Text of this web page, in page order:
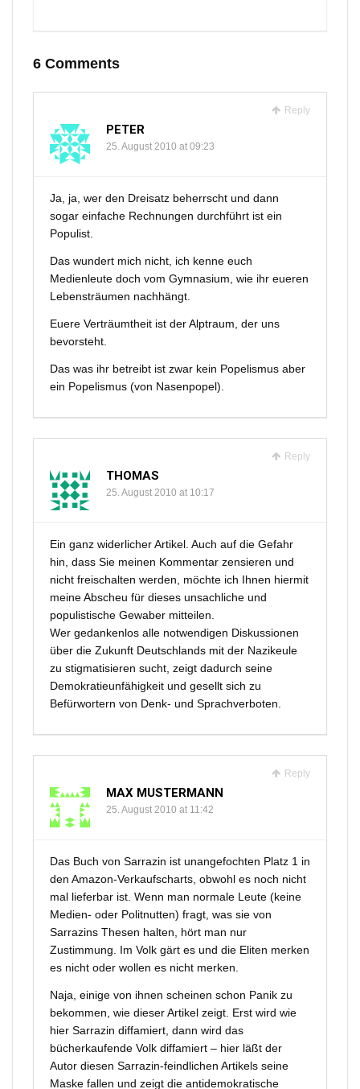
6 Comments
Reply
PETER
25. August 2010 at 09:23
Ja, ja, wer den Dreisatz beherrscht und dann
sogar einfache Rechnungen durchführt ist ein
Populist.
Das wundert mich nicht, ich kenne euch
Medienleute doch vom Gymnasium, wie ihr eueren
Lebensträumen nachhängt.
Euere Verträumtheit ist der Alptraum, der uns
bevorsteht.
Das was ihr betreibt ist zwar kein Popelismus aber
ein Popelismus (von Nasenpopel).
Reply
THOMAS
25. August 2010 at 10:17
Ein ganz widerlicher Artikel. Auch auf die Gefahr
hin, dass Sie meinen Kommentar zensieren und
nicht freischalten werden, möchte ich Ihnen hiermit
meine Abscheu für dieses unsachliche und
populistische Gewaber mitteilen.
Wer gedankenlos alle notwendigen Diskussionen
über die Zukunft Deutschlands mit der Nazikeule
zu stigmatisieren sucht, zeigt dadurch seine
Demokratieunfähigkeit und gesellt sich zu
Befürwortern von Denk- und Sprachverboten.
Reply
MAX MUSTERMANN
25. August 2010 at 11:42
Das Buch von Sarrazin ist unangefochten Platz 1 in
den Amazon-Verkaufscharts, obwohl es noch nicht
mal lieferbar ist. Wenn man normale Leute (keine
Medien- oder Politnutten) fragt, was sie von
Sarrazins Thesen halten, hört man nur
Zustimmung. Im Volk gärt es und die Eliten merken
es nicht oder wollen es nicht merken.
Naja, einige von ihnen scheinen schon Panik zu
bekommen, wie dieser Artikel zeigt. Erst wird wie
hier Sarrazin diffamiert, dann wird das
bücherkaufende Volk diffamiert – hier läßt der
Autor diesen Sarrazin-feindlichen Artikels seine
Maske fallen und zeigt die antidemokratische